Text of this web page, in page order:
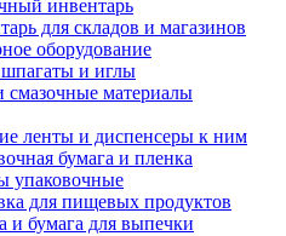
инвентарь
для складов и магазинов
оборудование
и иглы
смазочные материалы
ленты и диспенсеры к ним
бумага и пленка
упаковочные
для пищевых продуктов
и бумага для выпечки